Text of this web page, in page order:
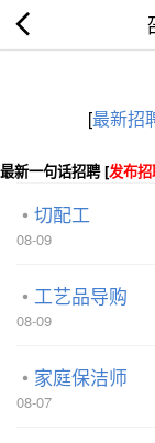
[最新招
最新一句话招聘 [发布
切配工
08-09
工艺品导购
08-09
家庭保洁师
08-07